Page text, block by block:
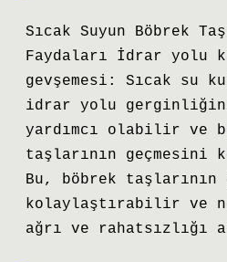
Sıcak Suyun Böbrek
Faydaları İdrar yolu
gevşemesi: Sıcak su
idrar yolu
yardımcı olabilir ve
taşlarının
Bu, böbrek taşlarının
kolaylaştırabilir ve
ağrı ve